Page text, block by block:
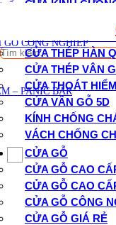
CẦU THANG GỖ
GỖ CÔNG NGHIỆP
– PANIC BAR
Tìm
kiếm:
CỬA KÍNH
CỬA THÉP
CỬA THÉP HÀN
CỬA THÉP VÂN
CỬA THOÁT HIỂM
CỬA VÂN GỖ 5D
KÍNH CHỐNG
VÁCH CHỐNG
CỬA GỖ
CỬA GỖ CAO
CỬA GỖ CAO
CỬA GỖ CÔNG
CỬA GỖ GIÁ RẺ